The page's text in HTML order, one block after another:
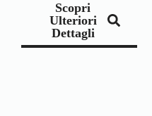
Scopri
Ulteriori
Dettagli